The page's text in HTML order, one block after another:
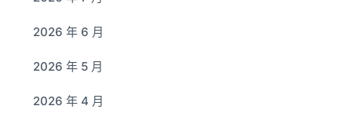
2026 年 6 月
2026 年 5 月
2026 年 4 月